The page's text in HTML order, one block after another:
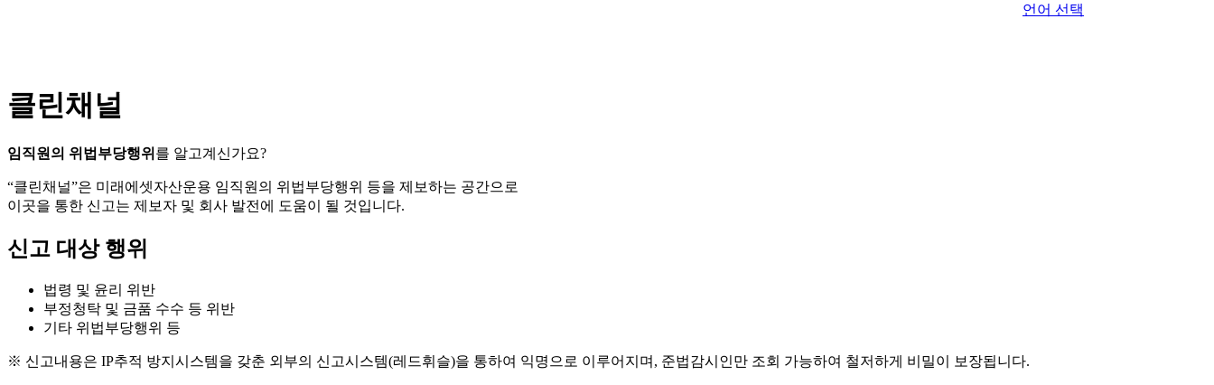
언어 선택
클린채널
임직원의 위법부당행위 를 알고계신가요?
“클린채널”은 미래에셋자산운용 임직원의 위법부당행위 등을 제보하는 공간으로
이곳을 통한 신고는 제보자 및 회사 발전에 도움이 될 것입니다.
신고 대상 행위
법령 및 윤리 위반
부정청탁 및 금품 수수 등 위반
기타 위법부당행위 등
※ 신고내용은 IP추적 방지시스템을 갖춘 외부의 신고시스템(레드휘슬)을 통하여 익명으로 이루어지며, 준법감시인만 조회 가능하여 철저하게 비밀이 보장됩니다.